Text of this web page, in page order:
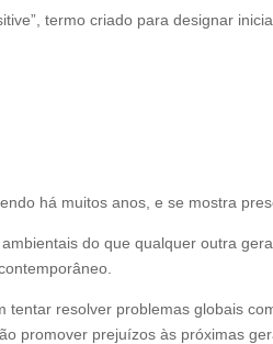
termo criado para designar
há muitos anos, e se mostra
do que qualquer outra
resolver problemas globais
promover prejuízos às próximas